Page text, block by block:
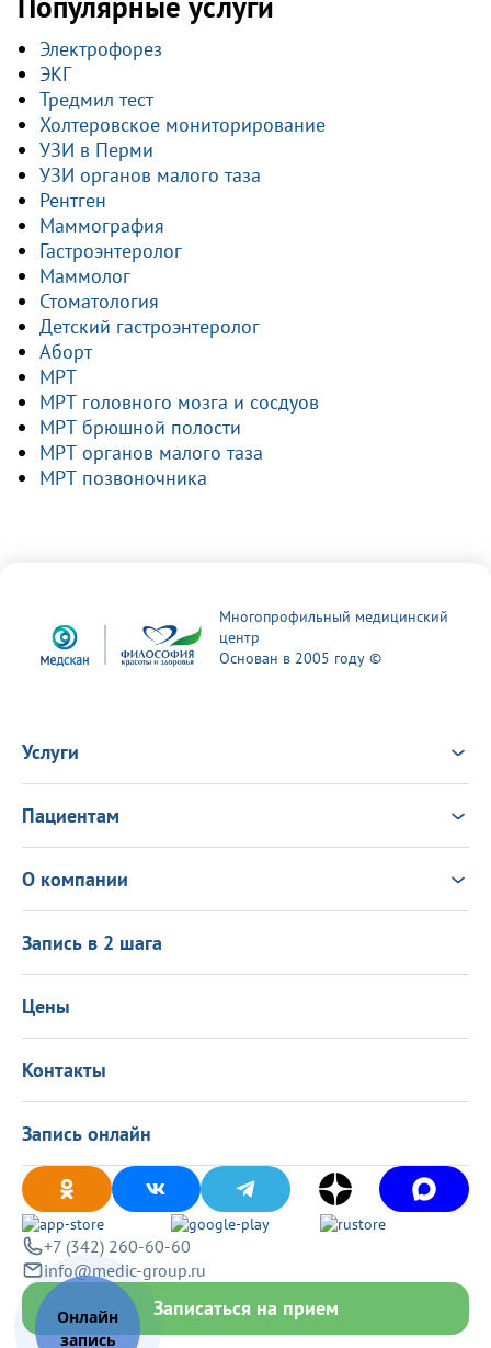
Электрофорез
ЭКГ
Тредмил тест
Холтеровское мониторирование
УЗИ в Перми
УЗИ органов малого таза
Рентген
Маммография
Гастроэнтеролог
Маммолог
Стоматология
Детский гастроэнтеролог
Аборт
МРТ
МРТ головного мозга и сосдуов
МРТ брюшной полости
МРТ органов малого таза
МРТ позвоночника
Многопрофильный медицинский
центр
Основан в 2005 году ©
Услуги
Врачи
Консультация Онлайн
Выезд врача на дом
Пациентам
Новости
Политика в области качества
Подарочные сертификаты
Программа лояльности
О компании
Информация для пациентов
Лицензиии
Вакансии
Политика конфиденциальности
Запись в 2 шага
Цены
Контакты
Запись онлайн
+7 (342) 260-60-60
info@medic-group.ru
Записаться на прием